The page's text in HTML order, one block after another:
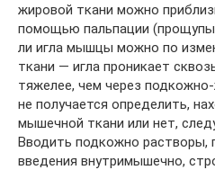
жировой ткани можно
помощью пальпации
ли игла мышцы можно по
ткани — игла проникает
тяжелее, чем через
не получается определить,
мышечной ткани или нет,
Вводить подкожно растворы,
введения внутримышечно,